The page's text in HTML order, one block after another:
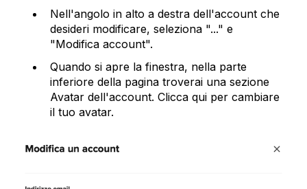
Nell'angolo in alto a destra dell'account che
desideri modificare, seleziona "..." e
"Modifica account".
Quando si apre la finestra, nella parte
inferiore della pagina troverai una sezione
Avatar dell'account. Clicca qui per cambiare
il tuo avatar.